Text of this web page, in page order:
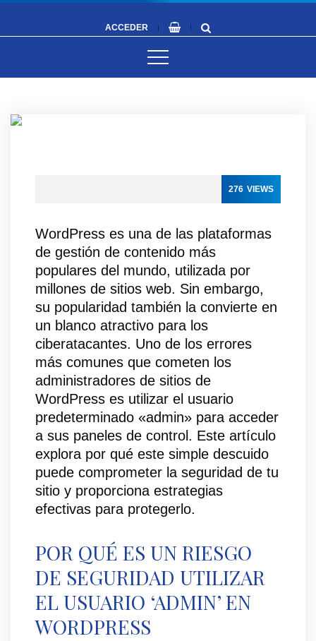
ACCEDER
276 VIEWS
WordPress es una de las plataformas
de gestión de contenido más
populares del mundo, utilizada por
millones de sitios web. Sin embargo,
su popularidad también la convierte en
un blanco atractivo para los
ciberatacantes. Uno de los errores
más comunes que cometen los
administradores de sitios de
WordPress es utilizar el usuario
predeterminado «admin» para acceder
a sus paneles de control. Este artículo
explora por qué este simple descuido
puede comprometer la seguridad de tu
sitio y proporciona estrategias
efectivas para protegerlo.
POR QUÉ ES UN RIESGO
DE SEGURIDAD UTILIZAR
EL USUARIO ‘ADMIN’ EN
WORDPRESS